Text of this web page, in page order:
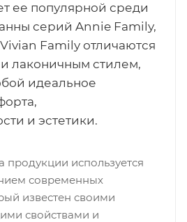
ее популярной среди
серий Annie Family,
Family отличаются
лаконичным стилем,
идеальное
и эстетики.
продукции используется
современных
известен своими
свойствами и